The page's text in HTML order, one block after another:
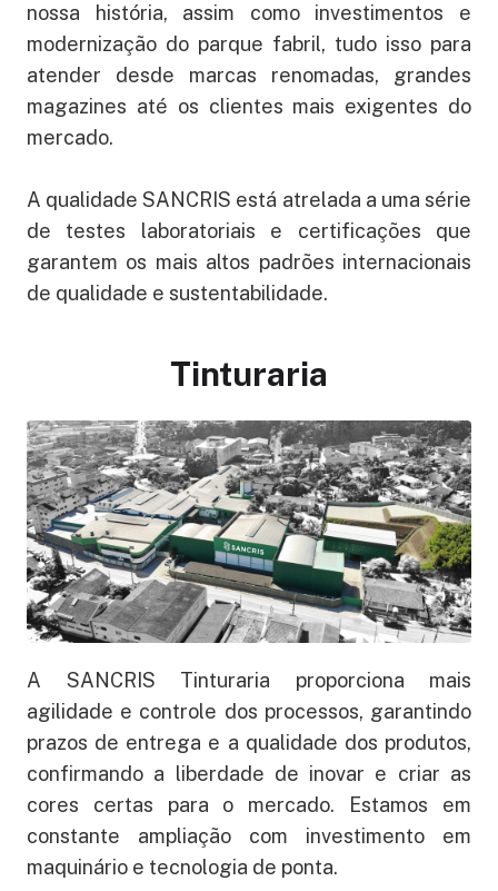
nossa história, assim como investimentos e
modernização do parque fabril, tudo isso para
atender desde marcas renomadas, grandes
magazines até os clientes mais exigentes do
mercado.
A qualidade SANCRIS está atrelada a uma série
de testes laboratoriais e certificações que
garantem os mais altos padrões internacionais
de qualidade e sustentabilidade.
Tinturaria
A SANCRIS Tinturaria proporciona mais
agilidade e controle dos processos, garantindo
prazos de entrega e a qualidade dos produtos,
confirmando a liberdade de inovar e criar as
cores certas para o mercado. Estamos em
constante ampliação com investimento em
maquinário e tecnologia de ponta.